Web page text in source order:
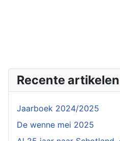
Recente artikelen
Jaarboek 2024/2025
De wenne mei 2025